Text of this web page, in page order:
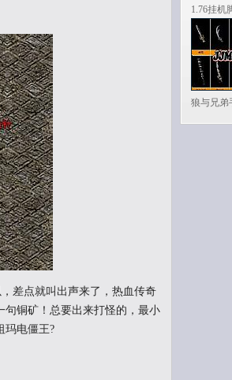
差点就叫出声来了，热血传奇
铜矿！总要出来打怪的，最小
玛电僵王?
1.76挂机
狼与兄弟